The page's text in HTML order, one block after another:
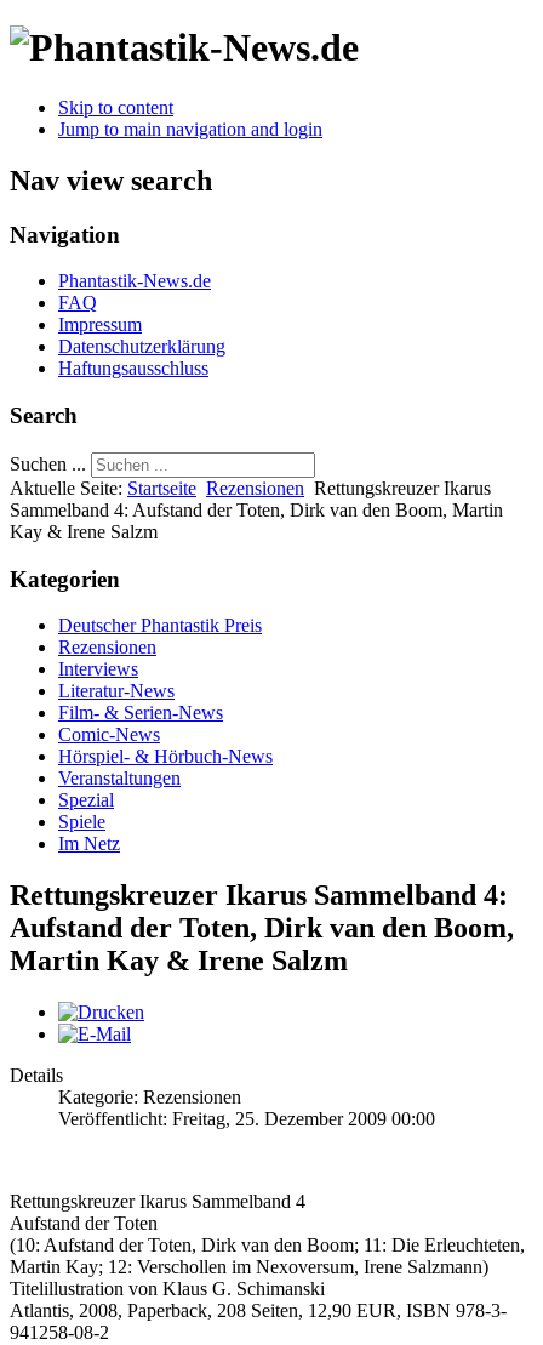
Skip to content
Jump to main navigation and login
Nav view search
Navigation
Phantastik-News.de
FAQ
Impressum
Datenschutzerklärung
Haftungsausschluss
Search
Suchen ...
Aktuelle Seite: Startseite Rezensionen Rettungskreuzer Ikarus
Sammelband 4: Aufstand der Toten, Dirk van den Boom, Martin
Kay & Irene Salzm
Kategorien
Deutscher Phantastik Preis
Rezensionen
Interviews
Literatur-News
Film- & Serien-News
Comic-News
Hörspiel- & Hörbuch-News
Veranstaltungen
Spezial
Spiele
Im Netz
Rettungskreuzer Ikarus Sammelband 4:
Aufstand der Toten, Dirk van den Boom,
Martin Kay & Irene Salzm
Details
Kategorie: Rezensionen
Veröffentlicht: Freitag, 25. Dezember 2009 00:00
Rettungskreuzer Ikarus Sammelband 4
Aufstand der Toten
(10: Aufstand der Toten, Dirk van den Boom; 11: Die Erleuchteten,
Martin Kay; 12: Verschollen im Nexoversum, Irene Salzmann)
Titelillustration von Klaus G. Schimanski
Atlantis, 2008, Paperback, 208 Seiten, 12,90 EUR, ISBN 978-3-
941258-08-2